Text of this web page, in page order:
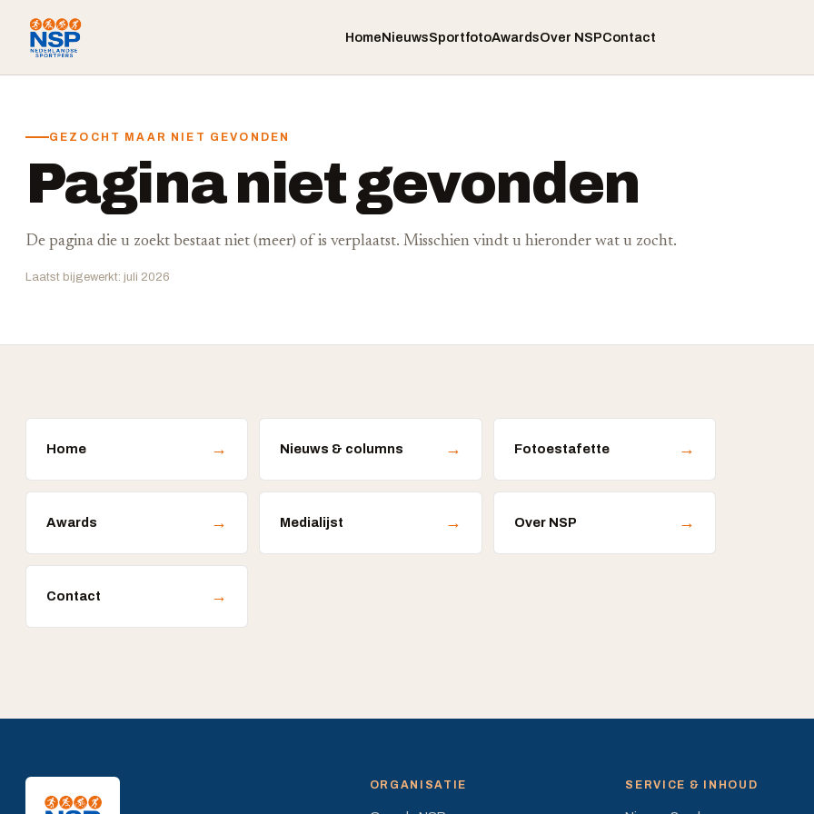
HomeNieuwsSportfotoAwardsOver NSPContact
GEZOCHT MAAR NIET GEVONDEN
Pagina niet gevonden
De pagina die u zoekt bestaat niet (meer) of is verplaatst. Misschien vindt u hieronder wat u zocht.
Laatst bijgewerkt: juli 2026
Home → Nieuws & columns → Fotoestafette →
Awards → Medialijst → Over NSP →
Contact →
ORGANISATIE SERVICE & INHOUD